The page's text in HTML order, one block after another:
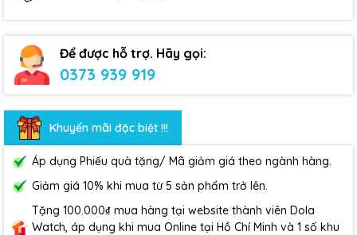
Để được hỗ trợ. Hãy gọi:
0373 939 919
Khuyến mãi đặc biệt !!!
Áp dụng Phiếu quà tặng/ Mã giảm giá theo ngành hàng.
Giảm giá 10% khi mua từ 5 sản phẩm trở lên.
Tặng 100.000₫ mua hàng tại website thành viên Dola
Watch, áp dụng khi mua Online tại Hồ Chí Minh và 1 số khu